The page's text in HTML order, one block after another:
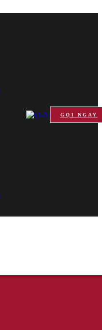
GỌI NGAY